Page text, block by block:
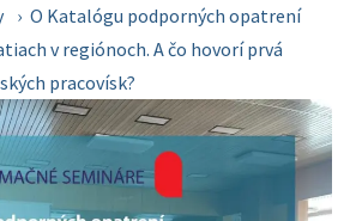
› O Katalógu podporných opatrení
v regiónoch. A čo hovorí prvá
pracovísk?